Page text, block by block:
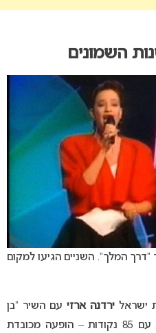
השמונים
המלך”. השניים הגיעו למקום
ירדנה ארזי עם השיר “בן
אדם”. היא סיימה במקום השביעי עם 85 נקודות – הופעה מכובדת